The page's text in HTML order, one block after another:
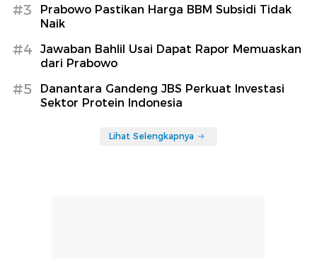
#3
Prabowo Pastikan Harga BBM Subsidi Tidak
Naik
#4
Jawaban Bahlil Usai Dapat Rapor Memuaskan
dari Prabowo
#5
Danantara Gandeng JBS Perkuat Investasi
Sektor Protein Indonesia
Lihat Selengkapnya